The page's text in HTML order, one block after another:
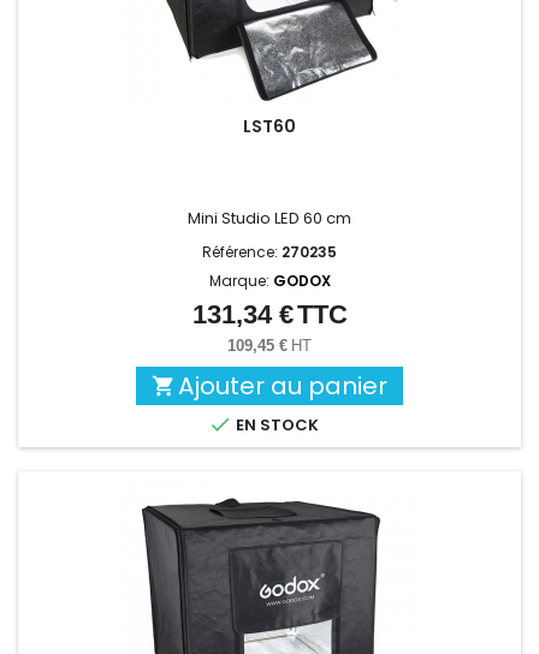
LST60
Mini Studio LED 60 cm
Référence: 270235
Marque: GODOX
Prix
131,34 €TTC
109,45 € HT
 Ajouter au panier
 EN STOCK